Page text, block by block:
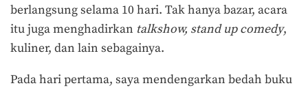
berlangsung selama 10 hari. Tak hanya bazar, acara
itu juga menghadirkan talkshow, stand up comedy,
kuliner, dan lain sebagainya.
Pada hari pertama, saya mendengarkan bedah buku